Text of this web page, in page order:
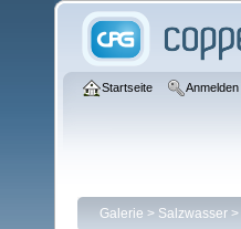
Startseite Anmelden
Galerie > Salzwasser >